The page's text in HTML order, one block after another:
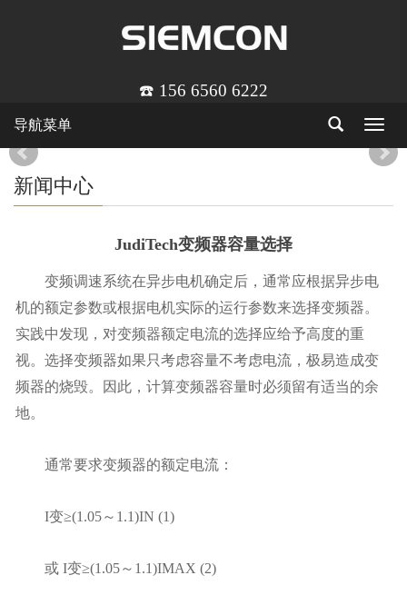
☎️ 156 6560 6222
Toggle
导航菜单
新闻中心
JudiTech变频器容量选择
变频调速系统在异步电机确定后，通常应根据异步电
机的额定参数或根据电机实际的运行参数来选择变频器。
实践中发现，对变频器额定电流的选择应给予高度的重
视。选择变频器如果只考虑容量不考虑电流，极易造成变
频器的烧毁。因此，计算变频器容量时必须留有适当的余
地。
通常要求变频器的额定电流：
I变≥(1.05～1.1)IN (1)
或 I变≥(1.05～1.1)IMAX (2)